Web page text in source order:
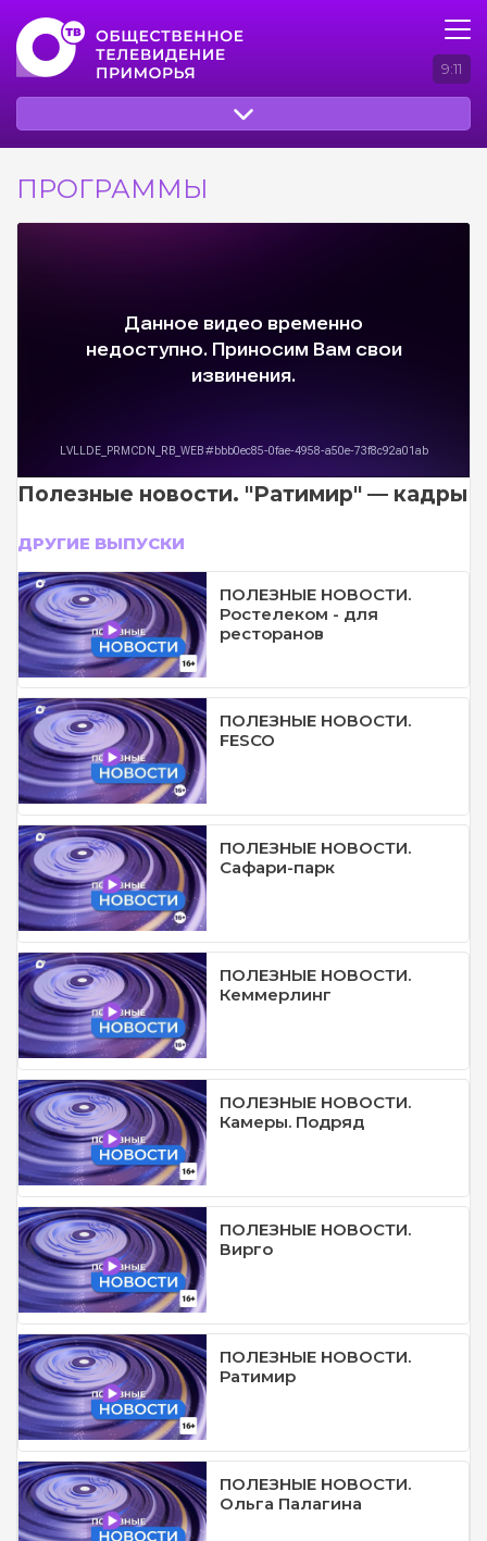
9:11
ПРОГРАММЫ
Полезные новости. "Ратимир" — кадры
ДРУГИЕ ВЫПУСКИ
ПОЛЕЗНЫЕ НОВОСТИ.
Ростелеком - для
ресторанов
ПОЛЕЗНЫЕ НОВОСТИ.
FESCO
ПОЛЕЗНЫЕ НОВОСТИ.
Сафари-парк
ПОЛЕЗНЫЕ НОВОСТИ.
Кеммерлинг
ПОЛЕЗНЫЕ НОВОСТИ.
Камеры. Подряд
ПОЛЕЗНЫЕ НОВОСТИ.
Вирго
ПОЛЕЗНЫЕ НОВОСТИ.
Ратимир
ПОЛЕЗНЫЕ НОВОСТИ.
Ольга Палагина